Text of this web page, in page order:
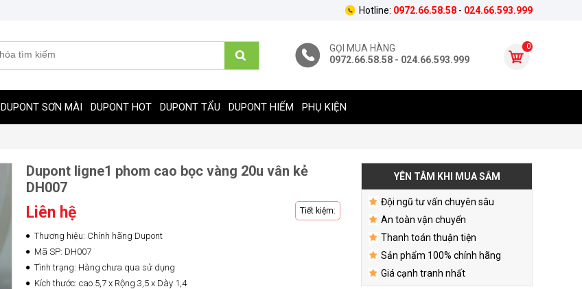
0
GỌI MUA HÀNG
0972.66.58.58 - 024.66.593.999
DUPONT SƠN MÀI DUPONT HOT DUPONT TẨU DUPONT HIẾM PHỤ KIỆN
Dupont ligne1 phom cao bọc vàng 20u vân kẻ
DH007
Tiết kiệm:
Liên hệ
Thương hiệu: Chính hãng Dupont
Mã SP: DH007
Tình trạng: Hàng chưa qua sử dụng
Kích thước: cao 5,7 x Rộng 3,5 x Dày 1,4
YÊN TÂM KHI MUA SẮM
Đội ngũ tư vấn chuyên sâu
An toàn vận chuyển
Thanh toán thuận tiện
Sản phẩm 100% chính hãng
Giá cạnh tranh nhất
Hotline: 0972.66.58.58 - 024.66.593.999